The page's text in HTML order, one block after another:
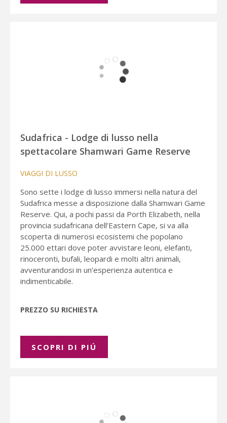
Sudafrica - Lodge di lusso nella
spettacolare Shamwari Game Reserve
VIAGGI DI LUSSO
Sono sette i lodge di lusso immersi nella natura del
Sudafrica messe a disposizione dalla Shamwari Game
Reserve. Qui, a pochi passi da Porth Elizabeth, nella
provincia sudafricana dell’Eastern Cape, si va alla
scoperta di numerosi ecosistemi che popolano
25.000 ettari dove poter avvistare leoni, elefanti,
rinoceronti, bufali, leopardi e molti altri animali,
avventurandosi in un’esperienza autentica e
indimenticabile.
PREZZO SU RICHIESTA
SCOPRI DI PIÚ